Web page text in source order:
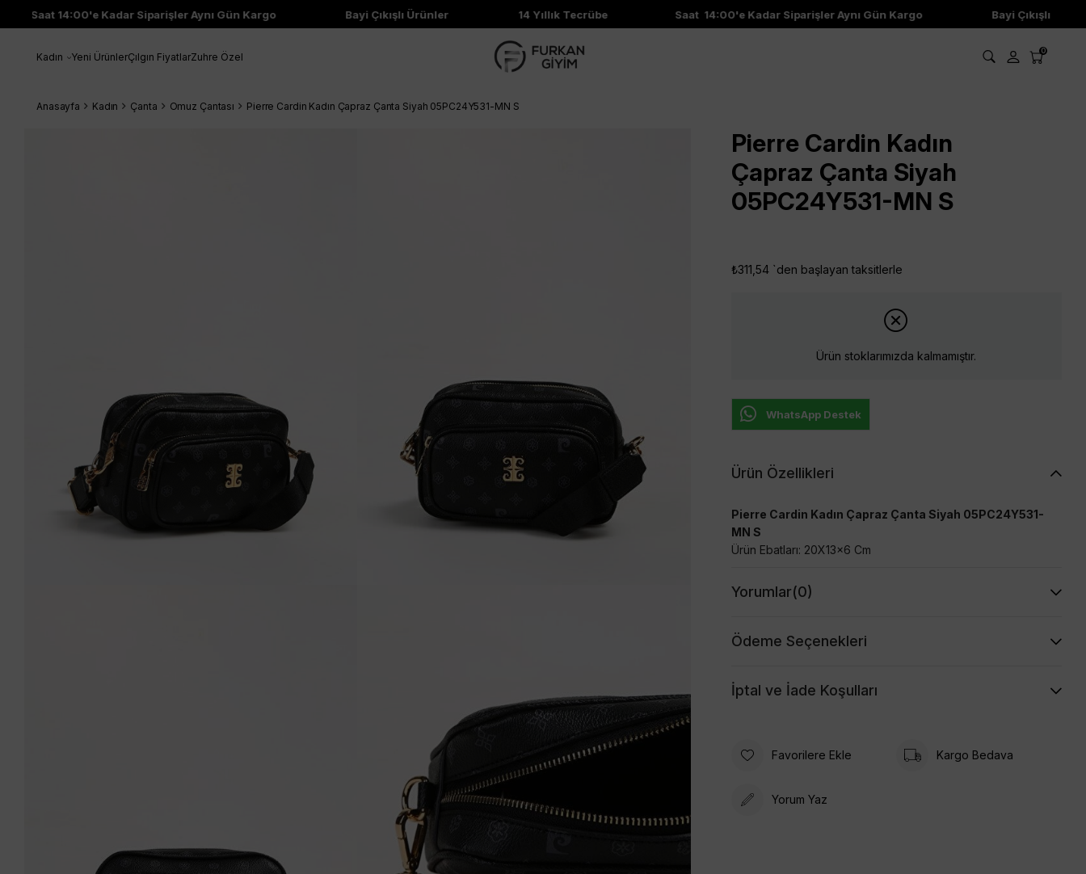
Saat 14:00'e Kadar Siparişler Aynı Gün Kargo Bayi Çıkışlı Ürünler 14 Yıllık Tecrübe Saat 14:00'e Kadar Siparişler Aynı Gün Kargo Bayi Çıkışlı Ürünler
Kadın Yeni ÜrünlerÇılgın FiyatlarZuhre Özel 0
Anasayfa Kadın Çanta Omuz Çantası Pierre Cardin Kadın Çapraz Çanta Siyah 05PC24Y531-MN S
Pierre Cardin Kadın
Çapraz Çanta Siyah
05PC24Y531-MN S
₺311,54 `den başlayan taksitlerle
Ürün stoklarımızda kalmamıştır.
WhatsApp Destek
Ürün Özellikleri
Pierre Cardin Kadın Çapraz Çanta Siyah 05PC24Y531-
MN S
Ürün Ebatları: 20X13x6 Cm
Yorumlar(0)
Ödeme Seçenekleri
İptal ve İade Koşulları
Favorilere Ekle Kargo Bedava
Yorum Yaz